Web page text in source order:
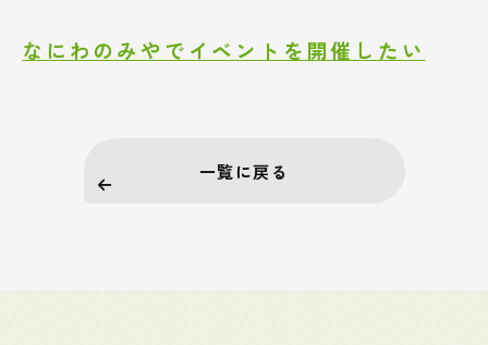
なにわのみやでイベントを開催したい
一覧に戻る